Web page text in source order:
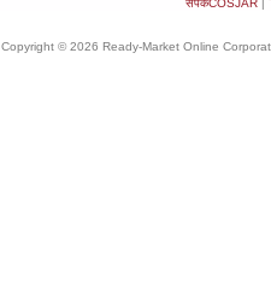
संपर्कCOSJAR |
Copyright © 2026 Ready-Market Online